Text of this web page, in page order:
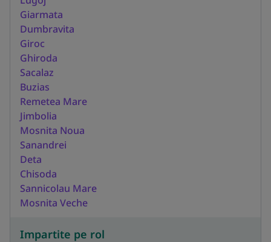
Giarmata
Dumbravita
Giroc
Ghiroda
Sacalaz
Buzias
Remetea Mare
Jimbolia
Mosnita Noua
Sanandrei
Deta
Chisoda
Sannicolau Mare
Mosnita Veche
Impartite pe rol